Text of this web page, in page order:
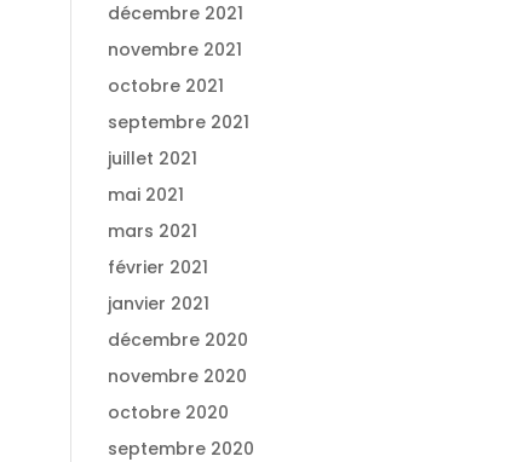
décembre 2021
novembre 2021
octobre 2021
septembre 2021
juillet 2021
mai 2021
mars 2021
février 2021
janvier 2021
décembre 2020
novembre 2020
octobre 2020
septembre 2020